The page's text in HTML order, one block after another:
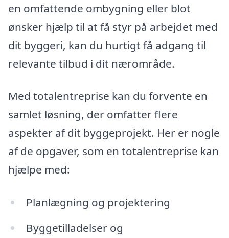
en omfattende ombygning eller blot
ønsker hjælp til at få styr på arbejdet med
dit byggeri, kan du hurtigt få adgang til
relevante tilbud i dit nærområde.
Med totalentreprise kan du forvente en
samlet løsning, der omfatter flere
aspekter af dit byggeprojekt. Her er nogle
af de opgaver, som en totalentreprise kan
hjælpe med:
Planlægning og projektering
Byggetilladelser og